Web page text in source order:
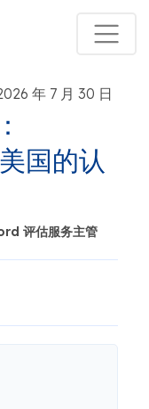
年 7 月 30 日
国的认
评估服务主管